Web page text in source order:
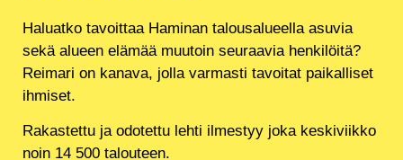
Haluatko tavoittaa Haminan talousalueella asuvia
sekä alueen elämää muutoin seuraavia henkilöitä?
Reimari on kanava, jolla varmasti tavoitat paikalliset
ihmiset.
Rakastettu ja odotettu lehti ilmestyy joka keskiviikko
noin 14 500 talouteen.